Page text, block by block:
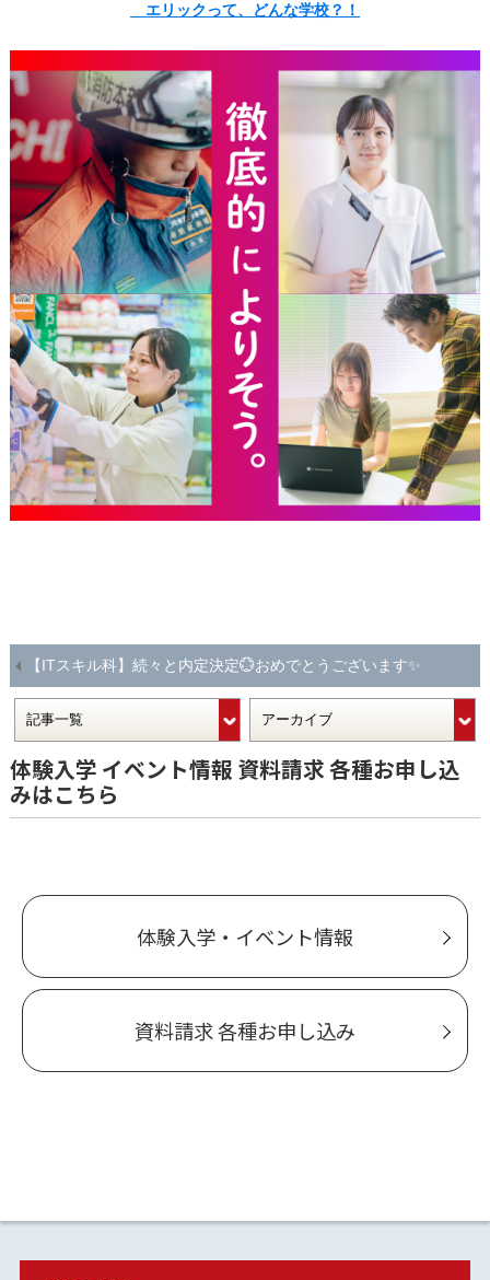
エリックって、どんな学校？！
【ITスキル科】続々と内定決定💮おめでとうございます✨
体験入学 イベント情報 資料請求 各種お申し込
みはこちら
体験入学・イベント情報
資料請求 各種お申し込み